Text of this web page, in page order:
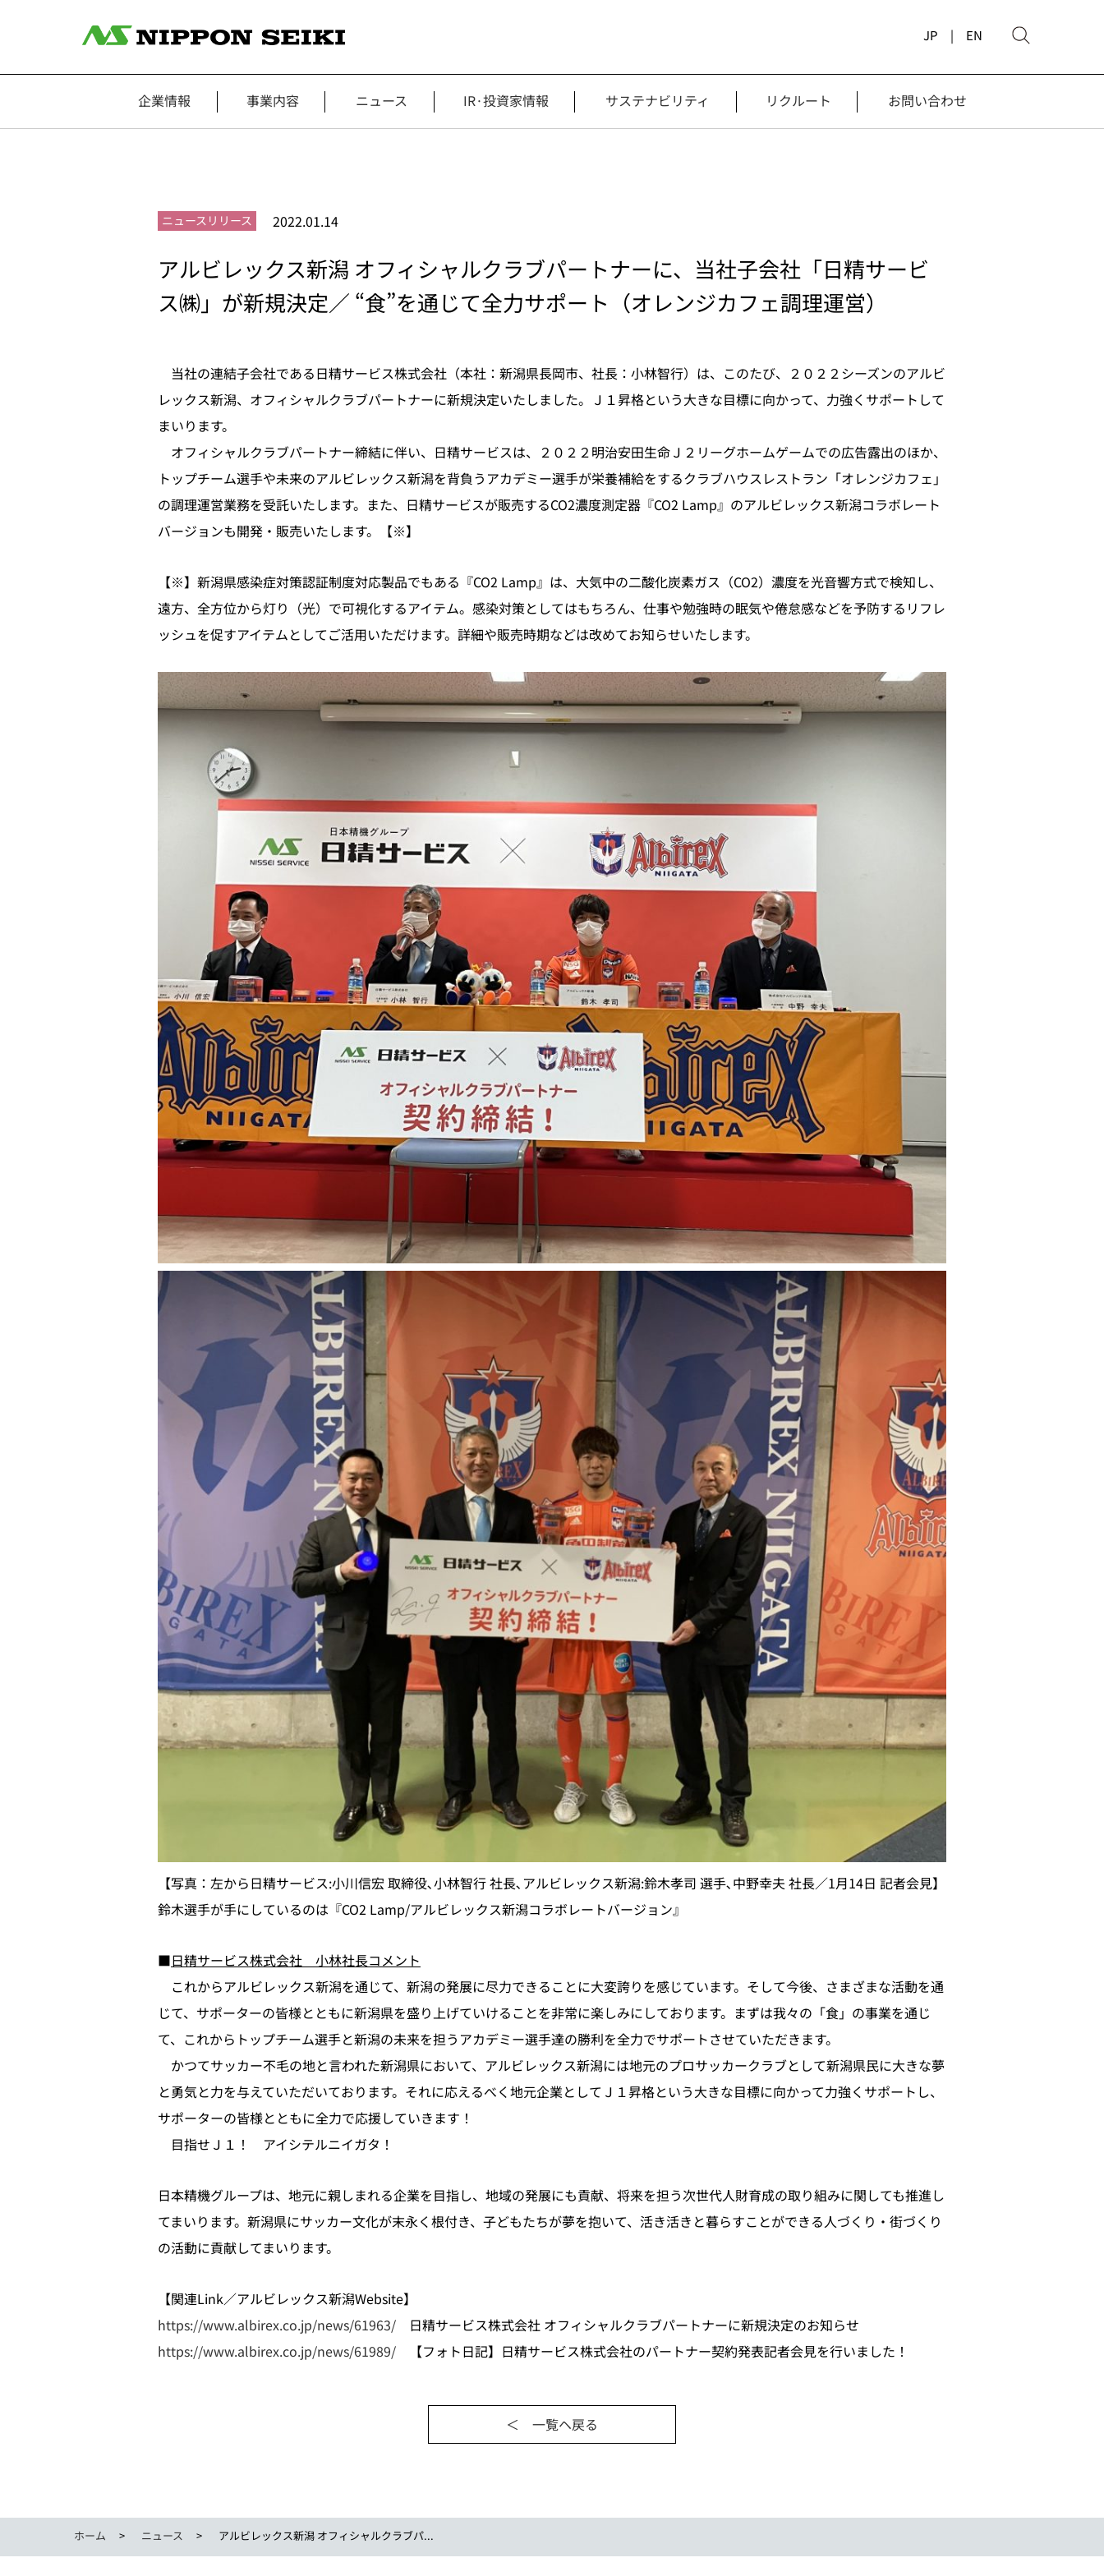
JP | EN
企業情報 事業内容 ニュース IR·投資家情報 サステナビリティ リクルート お問い合わせ
ニュースリリース 2022.01.14
アルビレックス新潟 オフィシャルクラブパートナーに、当社子会社「日精サービ
ス㈱」が新規決定／ “食”を通じて全力サポート（オレンジカフェ調理運営）
当社の連結子会社である日精サービス株式会社（本社：新潟県長岡市、社長：小林智行）は、このたび、２０２２シーズンのアルビ
レックス新潟、オフィシャルクラブパートナーに新規決定いたしました。Ｊ１昇格という大きな目標に向かって、力強くサポートして
まいります。
オフィシャルクラブパートナー締結に伴い、日精サービスは、２０２２明治安田生命Ｊ２リーグホームゲームでの広告露出のほか、
トップチーム選手や未来のアルビレックス新潟を背負うアカデミー選手が栄養補給をするクラブハウスレストラン「オレンジカフェ」
の調理運営業務を受託いたします。また、日精サービスが販売するCO2濃度測定器『CO2 Lamp』のアルビレックス新潟コラボレート
バージョンも開発・販売いたします。【※】
【※】新潟県感染症対策認証制度対応製品でもある『CO2 Lamp』は、大気中の二酸化炭素ガス（CO2）濃度を光音響方式で検知し、
遠方、全方位から灯り（光）で可視化するアイテム。感染対策としてはもちろん、仕事や勉強時の眠気や倦怠感などを予防するリフレ
ッシュを促すアイテムとしてご活用いただけます。詳細や販売時期などは改めてお知らせいたします。
【写真：左から日精サービス:小川信宏 取締役､小林智行 社長､アルビレックス新潟:鈴木孝司 選手､中野幸夫 社長／1月14日 記者会見】
鈴木選手が手にしているのは『CO2 Lamp/アルビレックス新潟コラボレートバージョン』
■日精サービス株式会社 小林社長コメント
これからアルビレックス新潟を通じて、新潟の発展に尽力できることに大変誇りを感じています。そして今後、さまざまな活動を通
じて、サポーターの皆様とともに新潟県を盛り上げていけることを非常に楽しみにしております。まずは我々の「食」の事業を通じ
て、これからトップチーム選手と新潟の未来を担うアカデミー選手達の勝利を全力でサポートさせていただきます。
かつてサッカー不毛の地と言われた新潟県において、アルビレックス新潟には地元のプロサッカークラブとして新潟県民に大きな夢
と勇気と力を与えていただいております。それに応えるべく地元企業としてＪ１昇格という大きな目標に向かって力強くサポートし、
サポーターの皆様とともに全力で応援していきます！
目指せＪ１！ アイシテルニイガタ！
日本精機グループは、地元に親しまれる企業を目指し、地域の発展にも貢献、将来を担う次世代人財育成の取り組みに関しても推進し
てまいります。新潟県にサッカー文化が末永く根付き、子どもたちが夢を抱いて、活き活きと暮らすことができる人づくり・街づくり
の活動に貢献してまいります。
【関連Link／アルビレックス新潟Website】
https://www.albirex.co.jp/news/61963/ 日精サービス株式会社 オフィシャルクラブパートナーに新規決定のお知らせ
https://www.albirex.co.jp/news/61989/ 【フォト日記】日精サービス株式会社のパートナー契約発表記者会見を行いました！
＜ 一覧ヘ戻る
ホーム ニュース アルビレックス新潟 オフィシャルクラブパ...